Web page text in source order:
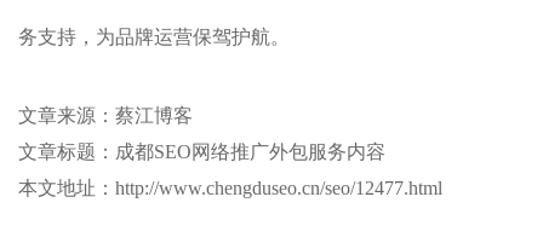
务支持，为品牌运营保驾护航。
文章来源：蔡江博客
文章标题：成都SEO网络推广外包服务内容
本文地址：http://www.chengduseo.cn/seo/12477.html